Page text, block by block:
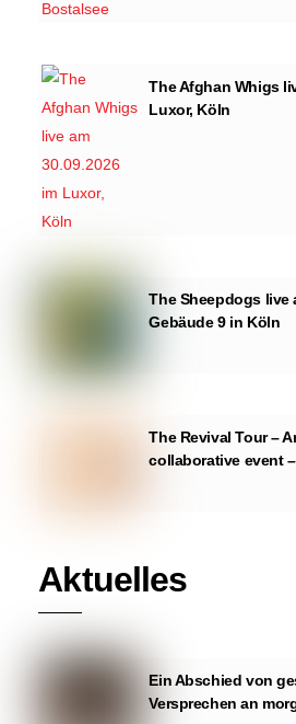
The Afghan Whigs
Luxor, Köln
The Sheepdogs live
Gebäude 9 in Köln
The Revival Tour –
collaborative event
Aktuelles
Ein Abschied von
Versprechen an